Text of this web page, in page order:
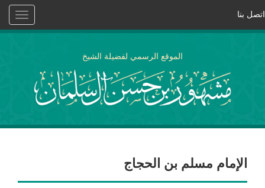
Toggle
اتصل بنا
الموقع الرسمي لفضيلة الشيخ
الإمام مسلم بن الحجاج